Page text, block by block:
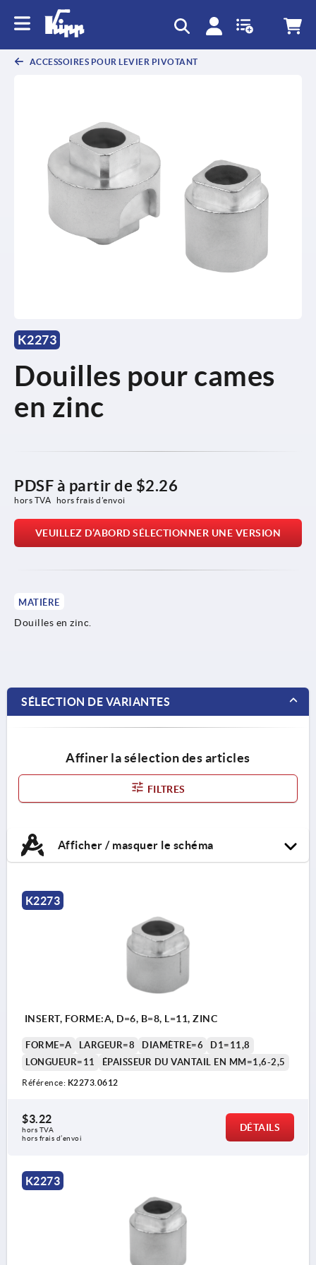
ACCESSOIRES POUR LEVIER PIVOTANT
K2273
Douilles pour cames
en zinc
PDSF à partir de $2.26
hors TVA hors frais d’envoi
VEUILLEZ D’ABORD SÉLECTIONNER UNE VERSION
MATIÈRE
Douilles en zinc.
SÉLECTION DE VARIANTES
Affiner la sélection des articles
FILTRES
Afficher / masquer le schéma
K2273
INSERT, FORME:A, D=6, B=8, L=11, ZINC
FORME=A LARGEUR=8 DIAMÈTRE=6
D1=11,8
LONGUEUR=11
ÉPAISSEUR DU VANTAIL EN MM=1,6-2,5
Référence: K2273.0612
$3.22
hors TVA
hors frais d’envoi
DÉTAILS
K2273